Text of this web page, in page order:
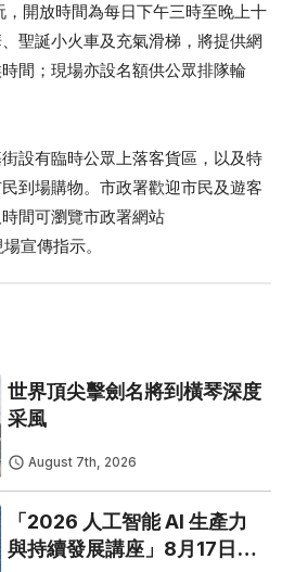
開放時間為每日下午三時至晚上十
聖誕小火車及充氣滑梯，將提供網
間；現場亦設名額供公眾排隊輪
設有臨時公眾上落客貨區，以及特
到場購物。市政署歡迎市民及遊客
間可瀏覽市政署網站
宣傳指示。
世界頂尖擊劍名將到橫琴深度
采風
August 7th, 2026
「2026 人工智能 AI 生產力
與持續發展講座」8月17日免